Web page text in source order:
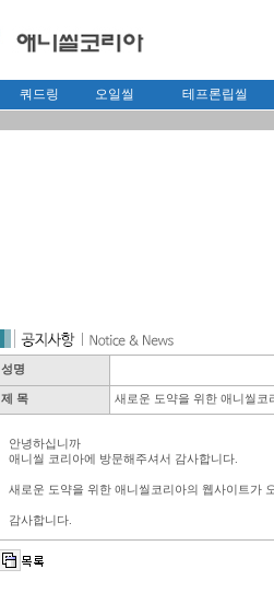
쿼드링 오일씰 테프론립씰
성명
제 목 새로운 도약을 위한 애니씰코
안녕하십니까
애니씰 코리아에 방문해주셔서 감사합니다.
새로운 도약을 위한 애니씰코리아의 웹사이트가
감사합니다.